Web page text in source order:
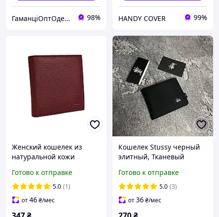
ГаманціОптОдеса 98% HANDY COVER 99%
Женский кошелек из
натуральной кожи
x 9 x 1,5
Готово к отправке
5.0 (1)
от46₴/мес
Кошелек Stussy черный
элитный, Тканевый
купюрник Стусси на три
отделения компактный
Готово к отправке
5.0 (3)
от36₴/мес